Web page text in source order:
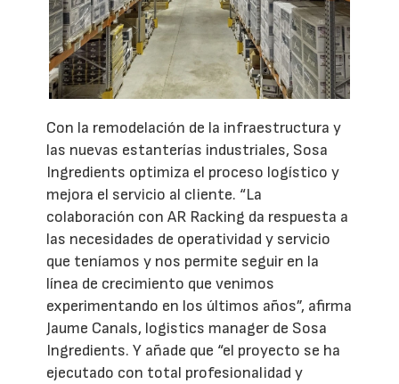
Con la remodelación de la infraestructura y
las nuevas estanterías industriales, Sosa
Ingredients optimiza el proceso logístico y
mejora el servicio al cliente. “La
colaboración con AR Racking da respuesta a
las necesidades de operatividad y servicio
que teníamos y nos permite seguir en la
línea de crecimiento que venimos
experimentando en los últimos años”, afirma
Jaume Canals, logistics manager de Sosa
Ingredients. Y añade que “el proyecto se ha
ejecutado con total profesionalidad y